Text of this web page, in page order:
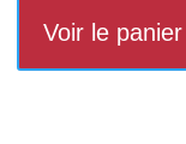
mangueVoir le panier